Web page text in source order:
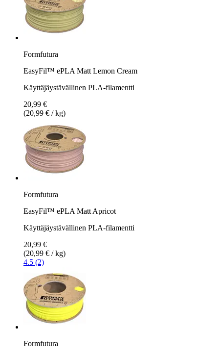
Formfutura
EasyFil™ ePLA Matt Lemon Cream
Käyttäjäystävällinen PLA-filamentti
20,99 €
(20,99 € / kg)
Formfutura
EasyFil™ ePLA Matt Apricot
Käyttäjäystävällinen PLA-filamentti
20,99 €
(20,99 € / kg)
4.5 (2)
Formfutura